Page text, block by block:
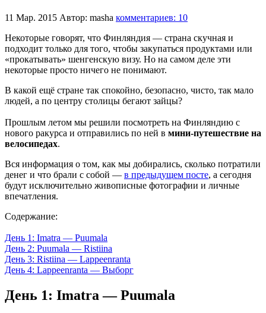
11 Мар. 2015 Автор: masha комментариев: 10
Некоторые говорят, что Финляндия — страна скучная и
подходит только для того, чтобы закупаться продуктами или
«прокатывать» шенгенскую визу. Но на самом деле эти
некоторые просто ничего не понимают.
В какой ещё стране так спокойно, безопасно, чисто, так мало
людей, а по центру столицы бегают зайцы?
Прошлым летом мы решили посмотреть на Финляндию с
нового ракурса и отправились по ней в мини-путешествие на
велосипедах.
Вся информация о том, как мы добирались, сколько потратили
денег и что брали с собой — в предыдущем посте, а сегодня
будут исключительно живописные фотографии и личные
впечатления.
Содержание:
День 1: Imatra — Puumala
День 2: Puumala — Ristiina
День 3: Ristiina — Lappeenranta
День 4: Lappeenranta — Выборг
День 1: Imatra — Puumala